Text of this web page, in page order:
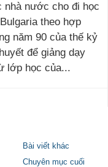
nước cho đi học
theo hợp
năm 90 của thế kỷ
để giảng dạy
lớp học của...
Bài viết khác
Chuyên mục cuối